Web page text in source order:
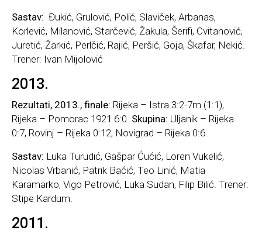
Sastav: Đukić, Grulović, Polić, Slaviček, Arbanas,
Korlević, Milanović, Starčević, Žakula, Šerifi, Cvitanović,
Juretić, Žarkić, Perlčić, Rajić, Peršić, Goja, Škafar, Nekić.
Trener: Ivan Mijolović
2013.
Rezultati, 2013., finale: Rijeka – Istra 3:2-7m (1:1),
Rijeka – Pomorac 1921 6:0. Skupina: Uljanik – Rijeka
0:7, Rovinj – Rijeka 0:12, Novigrad – Rijeka 0:6.
Sastav: Luka Turudić, Gašpar Ćućić, Loren Vukelić,
Nicolas Vrbanić, Patrik Baćić, Teo Linić, Matia
Karamarko, Vigo Petrović, Luka Sudan, Filip Bilić. Trener:
Stipe Kardum.
2011.